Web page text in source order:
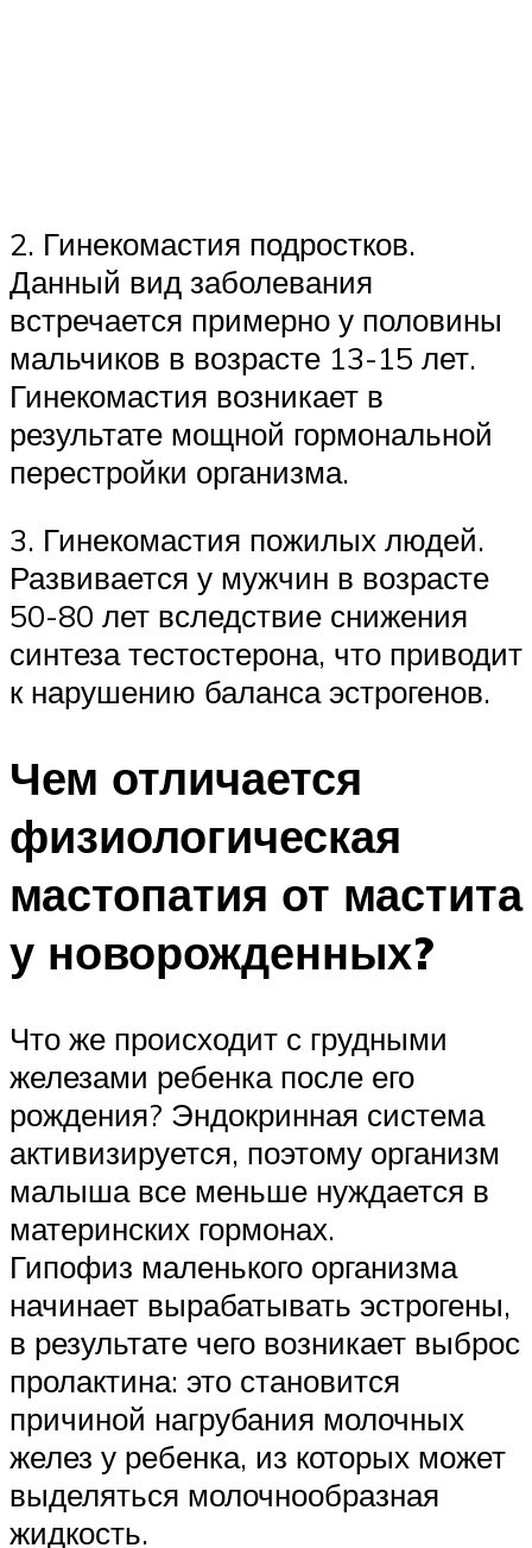
2. Гинекомастия подростков.
Данный вид заболевания
встречается примерно у половины
мальчиков в возрасте 13-15 лет.
Гинекомастия возникает в
результате мощной гормональной
перестройки организма.
3. Гинекомастия пожилых людей.
Развивается у мужчин в возрасте
50-80 лет вследствие снижения
синтеза тестостерона, что приводит
к нарушению баланса эстрогенов.
Чем отличается
физиологическая
мастопатия от мастита
у новорожденных?
Что же происходит с грудными
железами ребенка после его
рождения? Эндокринная система
активизируется, поэтому организм
малыша все меньше нуждается в
материнских гормонах.
Гипофиз маленького организма
начинает вырабатывать эстрогены,
в результате чего возникает выброс
пролактина: это становится
причиной нагрубания молочных
желез у ребенка, из которых может
выделяться молочнообразная
жидкость.